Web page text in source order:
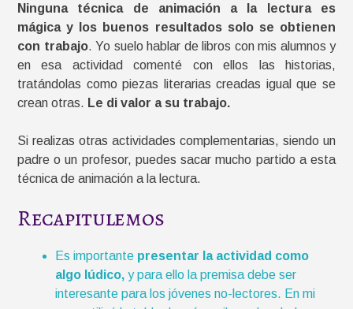
Ninguna técnica de animación a la lectura es
mágica y los buenos resultados solo se obtienen
con trabajo. Yo suelo hablar de libros con mis alumnos y
en esa actividad comenté con ellos las historias,
tratándolas como piezas literarias creadas igual que se
crean otras. Le di valor a su trabajo.
Si realizas otras actividades complementarias, siendo un
padre o un profesor, puedes sacar mucho partido a esta
técnica de animación a la lectura.
Recapitulemos
Es importante presentar la actividad como
algo lúdico, y para ello la premisa debe ser
interesante para los jóvenes no-lectores. En mi